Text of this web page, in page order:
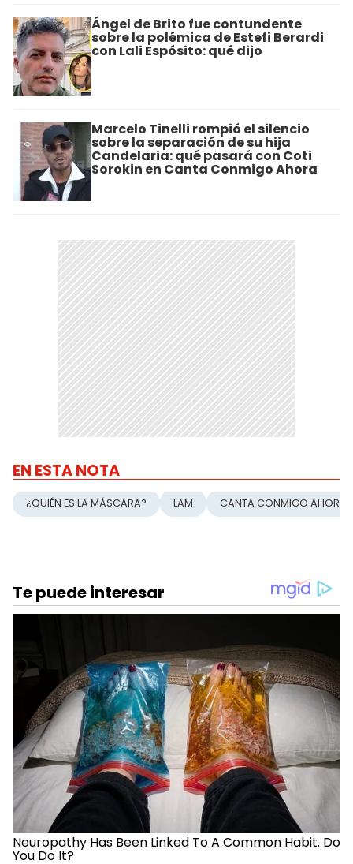
Ángel de Brito fue contundente
sobre la polémica de Estefi Berardi
con Lali Espósito: qué dijo
Marcelo Tinelli rompió el silencio
sobre la separación de su hija
Candelaria: qué pasará con Coti
Sorokin en Canta Conmigo Ahora
EN ESTA NOTA
¿QUIÉN ES LA MÁSCARA? LAM CANTA CONMIGO AHORA